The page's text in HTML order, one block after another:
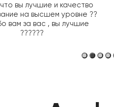
что вы лучшие и качество
на высшем уровне ??
вам за вас , вы лучшие
??????